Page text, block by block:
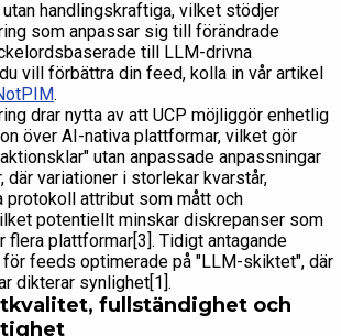
handlingskraftiga, vilket stödjer
som anpassar sig till förändrade
till LLM-drivna
vill förbättra din feed, kolla in vår artikel
.
drar nytta av att UCP möjliggör enhetlig
över AI-nativa plattformar, vilket gör
utan anpassade anpassningar
där variationer i storlekar kvarstår,
protokoll attribut som mått och
potentiellt minskar diskrepanser som
flera plattformar[3]. Tidigt antagande
för feeds optimerade på "LLM-skiktet", där
dikterar synlighet[1].
fullständighet och